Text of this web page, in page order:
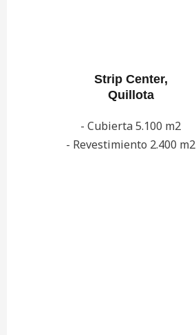
Strip Center,
Quillota
- Cubierta 5.100 m2
- Revestimiento 2.400 m2